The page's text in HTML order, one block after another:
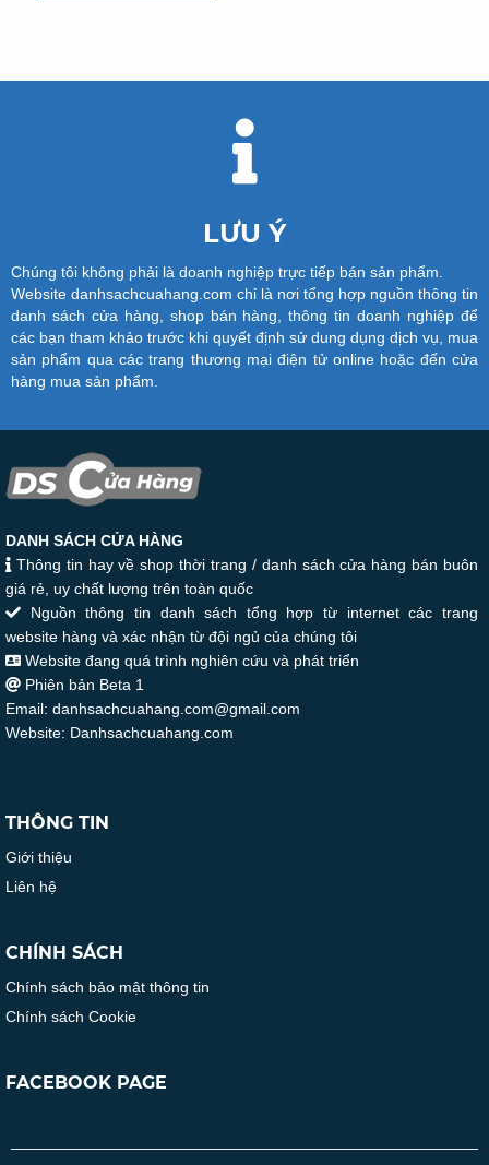
LƯU Ý
Chúng tôi không phải là doanh nghiệp trực tiếp bán sản phẩm.
Website danhsachcuahang.com chỉ là nơi tổng hợp nguồn thông tin
danh sách cửa hàng, shop bán hàng, thông tin doanh nghiệp để
các bạn tham khảo trước khi quyết định sử dung dụng dịch vụ, mua
sản phẩm qua các trang thương mại điện tử online hoặc đến cửa
hàng mua sản phẩm.
DANH SÁCH CỬA HÀNG
Thông tin hay về shop thời trang / danh sách cửa hàng bán buôn
giá rẻ, uy chất lượng trên toàn quốc
Nguồn thông tin danh sách tổng hợp từ internet các trang
website hàng và xác nhận từ đội ngủ của chúng tôi
Website đang quá trình nghiên cứu và phát triển
Phiên bản Beta 1
Email: danhsachcuahang.com@gmail.com
Website: Danhsachcuahang.com
THÔNG TIN
Giới thiệu
Liên hệ
CHÍNH SÁCH
Chính sách bảo mật thông tin
Chính sách Cookie
FACEBOOK PAGE